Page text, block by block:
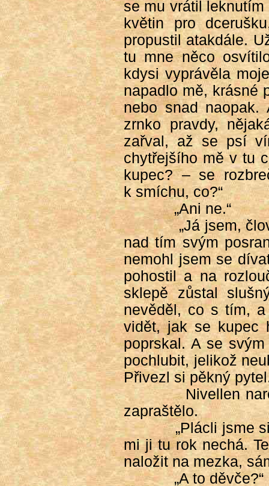
se mu vrátil
květin pro
propustil atakdále.
tu mne něco
kdysi vyprávěla
napadlo mě, krásné
nebo snad
zrnko pravdy,
zařval, až se psí
chytřejšího mě v tu
kupec? – se
k smíchu, co?“
„Ani ne.“
„Já jsem,
nad tím svým
nemohl jsem se
pohostil a na
sklepě zůstal
nevěděl, co s tím,
vidět, jak se kupec
poprskal. A se
pochlubit, jelikož
Přivezl si pěkný
Nivellen
zapraštělo.
„Plácli jsme
mi ji tu rok nechá.
naložit na mezka,
„A to děvče?“